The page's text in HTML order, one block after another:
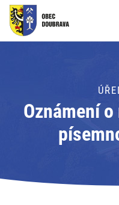
Oznámení
úřad